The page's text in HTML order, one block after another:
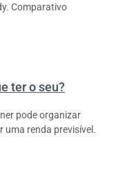
Comparativo
ter o seu?
pode organizar
uma renda previsível.